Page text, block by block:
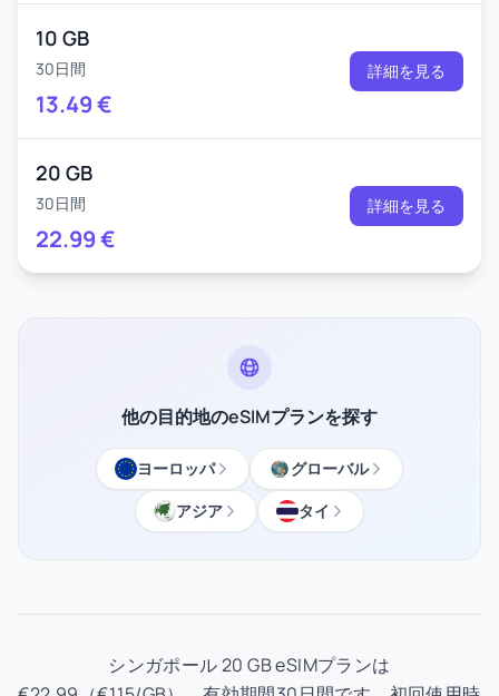
10 GB
30日間
13.49€
詳細を見る
20 GB
30日間
22.99€
詳細を見る
他の目的地のeSIMプランを探す
ヨーロッパ
グローバル
アジア
タイ
シンガポール 20 GB eSIMプランは